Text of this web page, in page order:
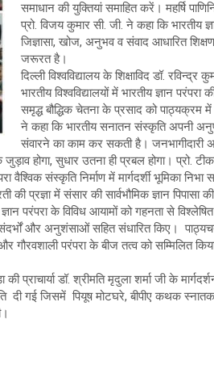
समाधान की युक्तियां समाहित करें। महर्षि
प्रो. विजय कुमार सी. जी. ने कहा कि भारतीय
जिज्ञासा, खोज, अनुभव व संवाद आधारित
जरूरत है।
दिल्ली विश्वविद्यालय के शिक्षाविद डॉ.
भारतीय विश्वविद्यालयों में भारतीय ज्ञान
समृद्ध बौद्धिक चेतना के प्रसाद को पाठ्यक्रम में
ने कहा कि भारतीय सनातन संस्कृति अपनी
संवारने का काम कर सकती है। जनभागीदारी
जुड़ाव होगा, सुधार उतना ही प्रबल होगा। प्रो.
संस्कृति निर्माण में मार्गदर्शी भूमिका निभा
प्रज्ञा में संसार की सार्वभौमिक ज्ञान पिपासा
परंपरा के विविध आयामों को गहनता से
और अनुशंसाओं सहित संधारित किए।
गौरवशाली परंपरा के बीज तत्व को सम्मिलित
की प्राचार्या डॉ. श्रीमति मृदुला शर्मा जी के
दी गई जिसमें पियूष मोटघरे, बीपीए कथक स्नातक